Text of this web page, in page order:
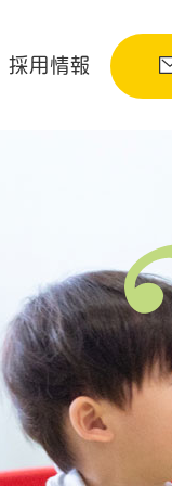
採用情報